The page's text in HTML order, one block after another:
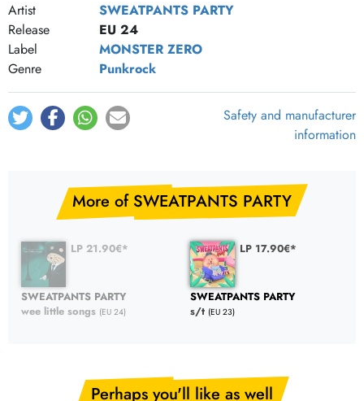
Artist
SWEATPANTS PARTY
Release
EU 24
Label
MONSTER ZERO
Genre
Punkrock
Safety and manufacturer
information
More of SWEATPANTS PARTY
LP 21.90€*
SWEATPANTS PARTY
wee little songs (EU 24)
LP 17.90€*
SWEATPANTS PARTY
s/t (EU 23)
Perhaps you'll like as well